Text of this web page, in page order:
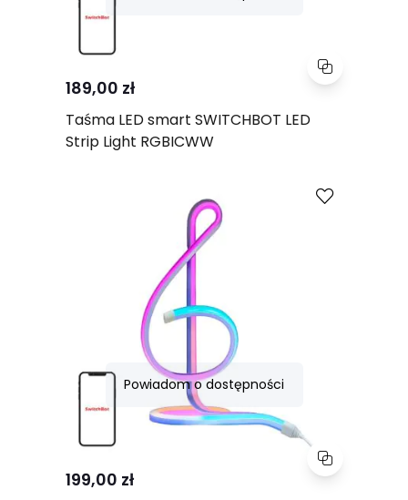
189,00 zł
Taśma LED smart SWITCHBOT LED
Strip Light RGBICWW
Powiadom o dostępności
199,00 zł